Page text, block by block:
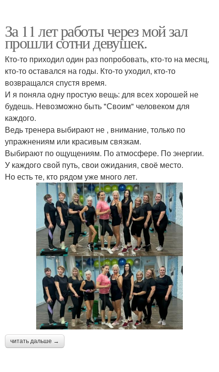
За 11 лет работы через мой зал
прошли сотни девушек.
Кто-то приходил один раз попробовать, кто-то на месяц,
кто-то оставался на годы. Кто-то уходил, кто-то
возвращался спустя время.
И я поняла одну простую вещь: для всех хорошей не
будешь. Невозможно быть "Своим" человеком для
каждого.
Ведь тренера выбирают не , внимание, только по
упражнениям или красивым связкам.
Выбирают по ощущениям. По атмосфере. По энергии.
У каждого свой путь, свои ожидания, своё место.
Но есть те, кто рядом уже много лет.
читать дальше →